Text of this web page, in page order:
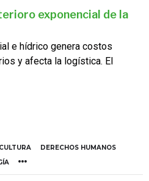
exponencial de la
e hídrico genera costos
y afecta la logística. El
CULTURA
DERECHOS HUMANOS